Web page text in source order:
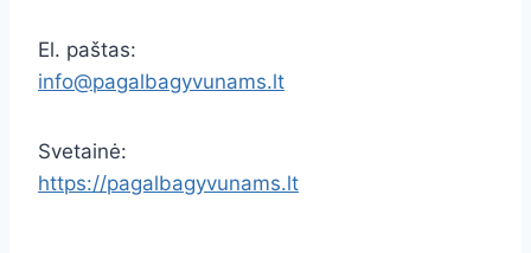
El. paštas:
info@pagalbagyvunams.lt
Svetainė:
https://pagalbagyvunams.lt